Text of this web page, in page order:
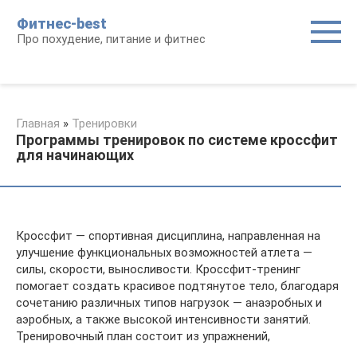
контенту
Фитнес-best
Про похудение, питание и фитнес
Главная » Тренировки
Программы тренировок по системе кроссфит
для начинающих
Кроссфит — спортивная дисциплина, направленная на
улучшение функциональных возможностей атлета —
силы, скорости, выносливости. Кроссфит-тренинг
помогает создать красивое подтянутое тело, благодаря
сочетанию различных типов нагрузок — анаэробных и
аэробных, а также высокой интенсивности занятий.
Тренировочный план состоит из упражнений,